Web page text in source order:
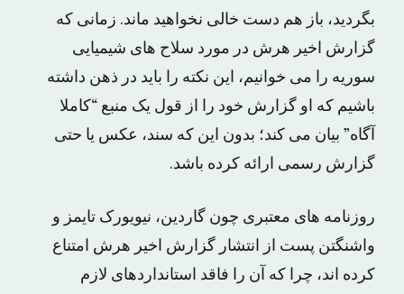
بگردید، باز هم دست خالی نخواهید ماند. زمانی که
گزارش اخیر هرش در مورد سلاح های شیمیایی
سوریه را می خوانیم، این نکته را باید در ذهن داشته
باشیم که او گزارش خود را از قول یک منبع “کاملا
آگاه” بیان می کند؛ بدون این که سند، عکس یا حتی
گزارش رسمی ارائه کرده باشد.
روزنامه های معتبری چون گاردین، نیویورک تایمز و
واشنگتن پست از انتشار گزارش اخیر هرش امتناع
کرده اند، چرا که آن را فاقد استانداردهای لازم